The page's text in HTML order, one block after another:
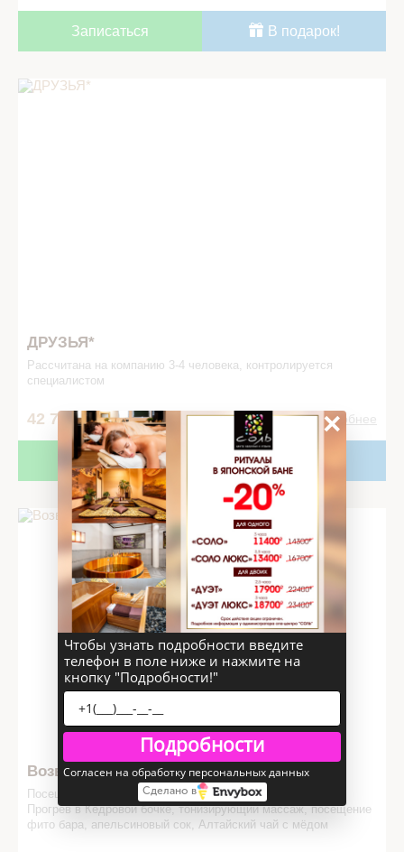
Записаться В подарок!
ДРУЗЬЯ* в СПА салоне
ДРУЗЬЯ*
Рассчитана на компанию 3­-4 человека, контролируется
специалистом
42 700 3,5 часа Подробнее
Записаться В подарок!
Возвращение... в СПА салоне
Возвращение...
Посещение общей зоны SPA.
Прогрев в Кедровой бочке, тонизирующий массаж, посещение
фито бара, апельсиновый сок, Алтайский чай с мёдом
×
Чтобы узнать подробности введите
телефон в поле ниже и нажмите на
кнопку "Подробности!"
Подробности
Согласен на обработку персональных данных
Сделано в